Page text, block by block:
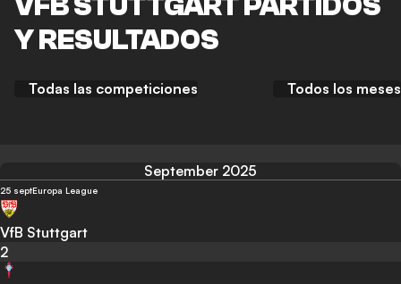
Y RESULTADOS
Todas las competiciones Todos los meses
September 2025
25 septEuropa League
VfB Stuttgart
2